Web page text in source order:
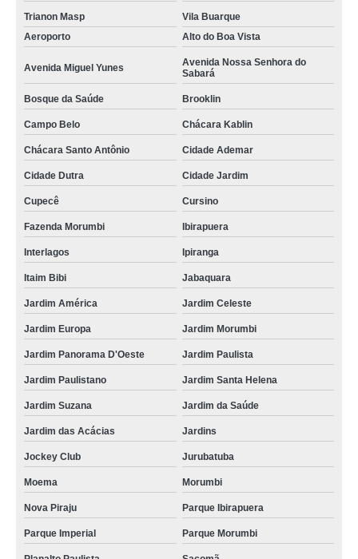
Trianon Masp
Vila Buarque
Aeroporto
Alto do Boa Vista
Avenida Miguel Yunes
Avenida Nossa Senhora do
Sabará
Bosque da Saúde Brooklin
Campo Belo Chácara Kablin
Chácara Santo Antônio Cidade Ademar
Cidade Dutra Cidade Jardim
Cupecê Cursino
Fazenda Morumbi Ibirapuera
Interlagos Ipiranga
Itaim Bibi Jabaquara
Jardim América Jardim Celeste
Jardim Europa Jardim Morumbi
Jardim Panorama D'Oeste Jardim Paulista
Jardim Paulistano Jardim Santa Helena
Jardim Suzana Jardim da Saúde
Jardim das Acácias Jardins
Jockey Club Jurubatuba
Moema Morumbi
Nova Piraju Parque Ibirapuera
Parque Imperial Parque Morumbi